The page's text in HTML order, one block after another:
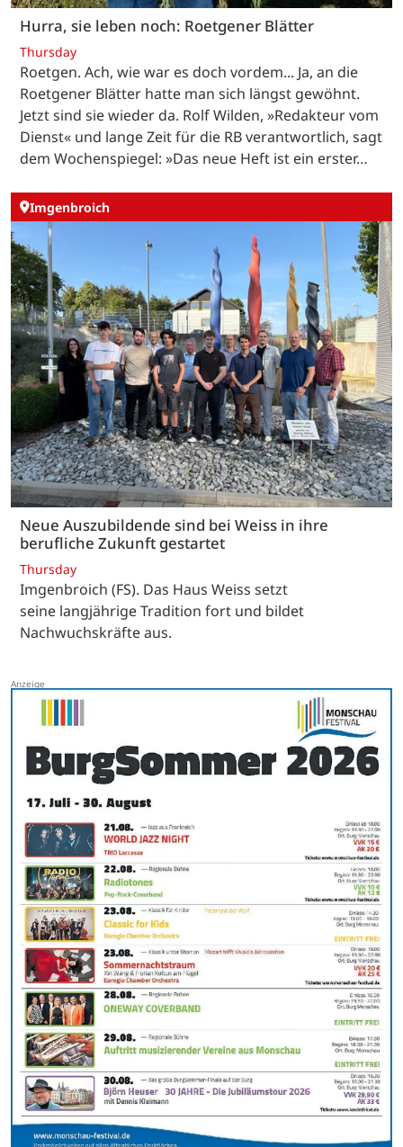
Hurra, sie leben noch: Roetgener Blätter
Thursday
Roetgen. Ach, wie war es doch vordem... Ja, an die
Roetgener Blätter hatte man sich längst gewöhnt.
Jetzt sind sie wieder da. Rolf Wilden, »Redakteur vom
Dienst« und lange Zeit für die RB verantwortlich, sagt
dem Wochenspiegel: »Das neue Heft ist ein erster…
Imgenbroich
Neue Auszubildende sind bei Weiss in ihre
berufliche Zukunft gestartet
Thursday
Imgenbroich (FS). Das Haus Weiss setzt
seine langjährige Tradition fort und bildet
Nachwuchskräfte aus.